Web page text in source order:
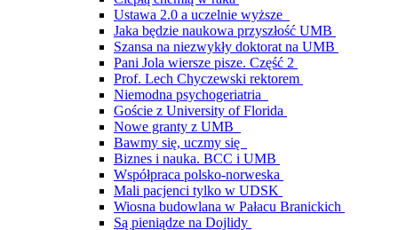
Ustawa 2.0 a uczelnie wyższe
Jaka będzie naukowa przyszłość UMB
Szansa na niezwykły doktorat na UMB
Pani Jola wiersze pisze. Część 2
Prof. Lech Chyczewski rektorem
Niemodna psychogeriatria
Goście z University of Florida
Nowe granty z UMB
Bawmy się, uczmy się
Biznes i nauka. BCC i UMB
Współpraca polsko-norweska
Mali pacjenci tylko w UDSK
Wiosna budowlana w Pałacu Branickich
Są pieniądze na Dojlidy